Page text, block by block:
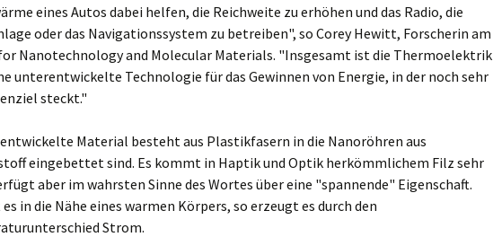
eines Autos dabei helfen, die Reichweite zu erhöhen und das Radio, die
oder das Navigationssystem zu betreiben", so Corey Hewitt, Forscherin am
Nanotechnology and Molecular Materials. "Insgesamt ist die Thermoelektrik
unterentwickelte Technologie für das Gewinnen von Energie, in der noch sehr
steckt."
Material besteht aus Plastikfasern in die Nanoröhren aus
eingebettet sind. Es kommt in Haptik und Optik herkömmlichem Filz sehr
aber im wahrsten Sinne des Wortes über eine "spannende" Eigenschaft.
in die Nähe eines warmen Körpers, so erzeugt es durch den
Strom.